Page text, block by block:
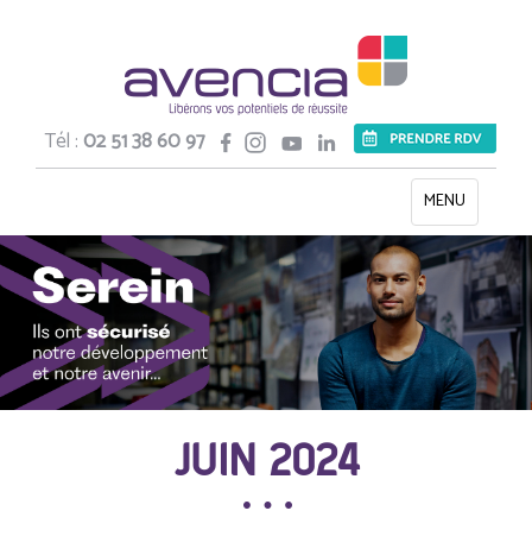
Tél :02 51 38 60 97
Toggle
navigation
MENU
JUIN 2024